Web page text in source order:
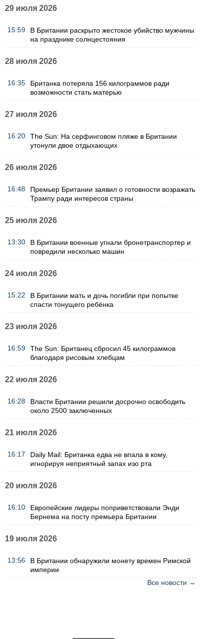
29 июля 2026
15:59
В Британии раскрыто жестокое убийство мужчины
на празднике солнцестояния
28 июля 2026
16:35
Британка потеряла 156 килограммов ради
возможности стать матерью
27 июля 2026
16:20
The Sun: На серфинговом пляже в Британии
утонули двое отдыхающих
26 июля 2026
16:48
Премьер Британии заявил о готовности возражать
Трампу ради интересов страны
25 июля 2026
13:30
В Британии военные угнали бронетранспортер и
повредили несколько машин
24 июля 2026
15:22
В Британии мать и дочь погибли при попытке
спасти тонущего ребёнка
23 июля 2026
16:59
The Sun: Британец сбросил 45 килограммов
благодаря рисовым хлебцам
22 июля 2026
16:28
Власти Британии решили досрочно освободить
около 2500 заключенных
21 июля 2026
16:17
Daily Mail: Британка едва не впала в кому,
игнорируя неприятный запах изо рта
20 июля 2026
16:10
Европейские лидеры поприветствовали Энди
Бернема на посту премьера Британии
19 июля 2026
13:56
В Британии обнаружили монету времен Римской
империи
Все новости →